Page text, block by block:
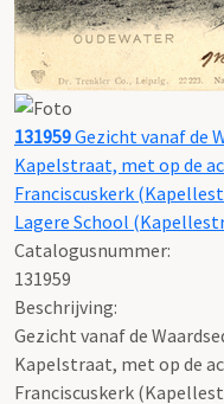
131959Gezicht vanaf de
Kapelstraat, met op de
Franciscuskerk
Lagere School
Catalogusnummer:
131959
Beschrijving:
Gezicht vanaf de
Kapelstraat, met op de
Franciscuskerk